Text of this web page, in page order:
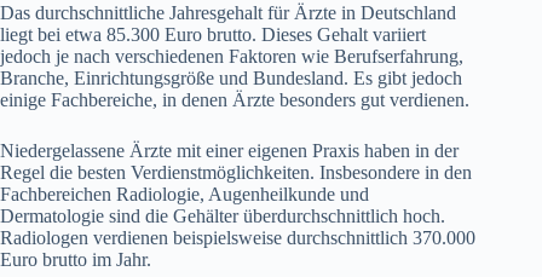
Das durchschnittliche Jahresgehalt für Ärzte in Deutschland
liegt bei etwa 85.300 Euro brutto. Dieses Gehalt variiert
jedoch je nach verschiedenen Faktoren wie Berufserfahrung,
Branche, Einrichtungsgröße und Bundesland. Es gibt jedoch
einige Fachbereiche, in denen Ärzte besonders gut verdienen.
Niedergelassene Ärzte mit einer eigenen Praxis haben in der
Regel die besten Verdienstmöglichkeiten. Insbesondere in den
Fachbereichen Radiologie, Augenheilkunde und
Dermatologie sind die Gehälter überdurchschnittlich hoch.
Radiologen verdienen beispielsweise durchschnittlich 370.000
Euro brutto im Jahr.